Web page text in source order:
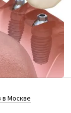
в Москве